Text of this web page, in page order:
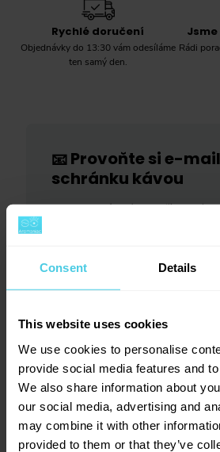
Consent Details
This website uses cookies
We use cookies to personalise
provide social media features and
We also share information about
our social media, advertising and
may combine it with other
provided to them or that they’ve
Rychlé doručení
Objednávky do 13:30 vám odesíláme
ten samý den.
Rádi
📧Provoňte si e-
schránku kávou
Aromagazín vám pošleme